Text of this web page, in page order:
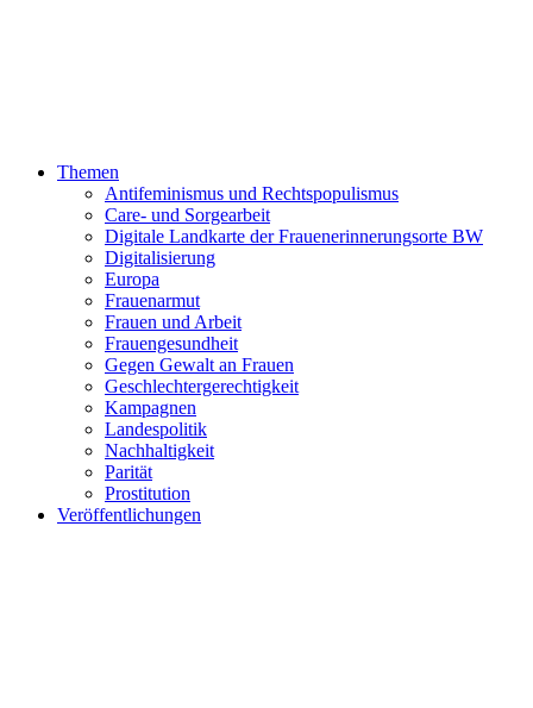
Themen
Antifeminismus und Rechtspopulismus
Care- und Sorgearbeit
Digitale Landkarte der Frauenerinnerungsorte BW
Digitalisierung
Europa
Frauenarmut
Frauen und Arbeit
Frauengesundheit
Gegen Gewalt an Frauen
Geschlechtergerechtigkeit
Kampagnen
Landespolitik
Nachhaltigkeit
Parität
Prostitution
Veröffentlichungen